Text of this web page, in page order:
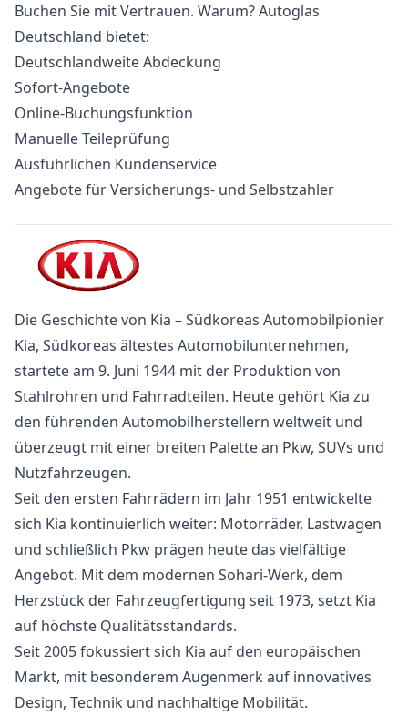
Buchen Sie mit Vertrauen. Warum? Autoglas
Deutschland bietet:
Deutschlandweite Abdeckung
Sofort-Angebote
Online-Buchungsfunktion
Manuelle Teileprüfung
Ausführlichen Kundenservice
Angebote für Versicherungs- und Selbstzahler
Die Geschichte von Kia – Südkoreas Automobilpionier
Kia, Südkoreas ältestes Automobilunternehmen,
startete am 9. Juni 1944 mit der Produktion von
Stahlrohren und Fahrradteilen. Heute gehört Kia zu
den führenden Automobilherstellern weltweit und
überzeugt mit einer breiten Palette an Pkw, SUVs und
Nutzfahrzeugen.
Seit den ersten Fahrrädern im Jahr 1951 entwickelte
sich Kia kontinuierlich weiter: Motorräder, Lastwagen
und schließlich Pkw prägen heute das vielfältige
Angebot. Mit dem modernen Sohari-Werk, dem
Herzstück der Fahrzeugfertigung seit 1973, setzt Kia
auf höchste Qualitätsstandards.
Seit 2005 fokussiert sich Kia auf den europäischen
Markt, mit besonderem Augenmerk auf innovatives
Design, Technik und nachhaltige Mobilität.